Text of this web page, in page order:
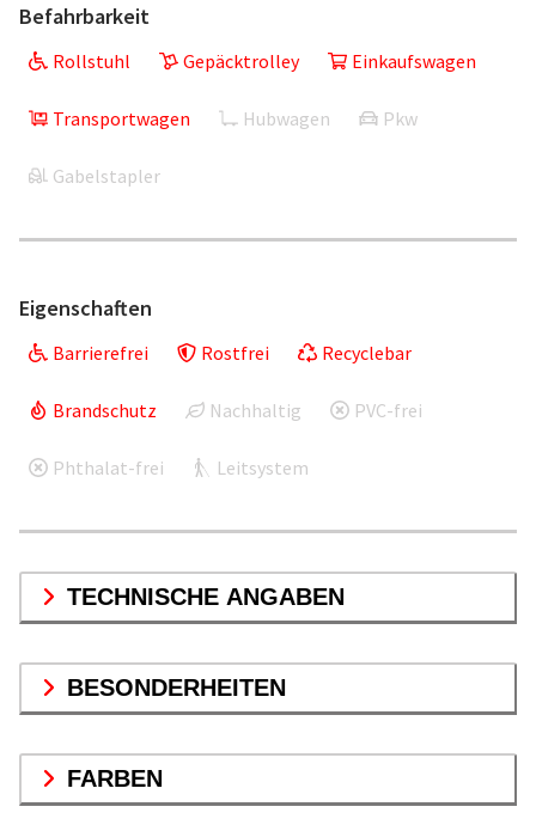
Befahrbarkeit
Rollstuhl Gepäcktrolley Einkaufswagen
Transportwagen Hubwagen Pkw
Gabelstapler
Eigenschaften
Barrierefrei Rostfrei Recyclebar
Brandschutz Nachhaltig PVC-frei
Phthalat-frei Leitsystem
TECHNISCHE ANGABEN
BESONDERHEITEN
FARBEN